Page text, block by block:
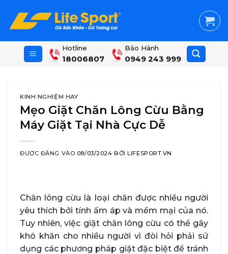
content
Hotline
18006807
Bảo Hành
0949 243 999
KINH NGHIỆM HAY
Mẹo Giặt Chăn Lông Cừu Bằng
Máy Giặt Tại Nhà Cực Dễ
ĐƯỢC ĐĂNG VÀO 08/03/2024 BỞILIFESPORT.VN
Chăn lông cừu là loại chăn được nhiều người
yêu thích bởi tính ấm áp và mềm mại của nó.
Tuy nhiên, việc giặt chăn lông cừu có thể gây
khó khăn cho nhiều người vì đòi hỏi phải sử
dụng các phương pháp giặt đặc biệt để tránh